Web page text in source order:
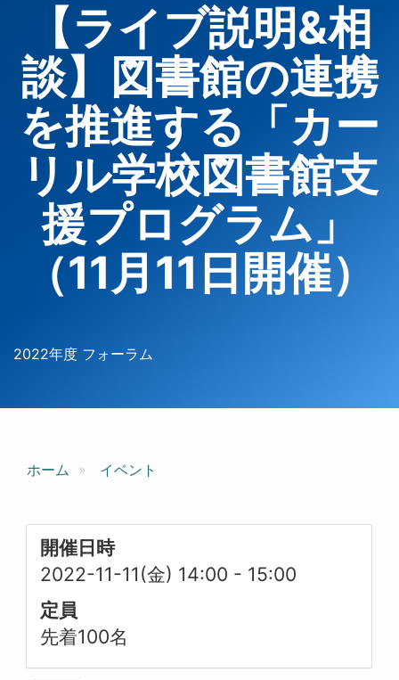
【ライブ説明&相
談】図書館の連携
を推進する「カー
リル学校図書館支
援プログラム」
（11月11日開催）
2022年度 フォーラム
ホーム イベント
開催日時
2022-11-11(金) 14:00 - 15:00
定員
先着100名